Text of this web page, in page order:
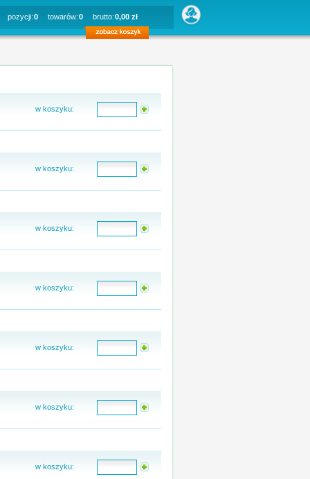
pozycji:0 towarów:0 brutto:0,00 zł
w koszyku:
w koszyku:
w koszyku:
w koszyku:
w koszyku:
w koszyku:
w koszyku: